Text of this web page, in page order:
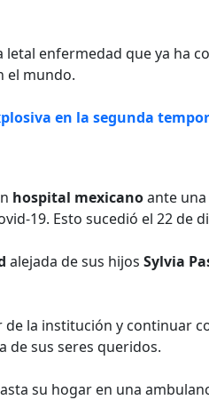
letal enfermedad que ya ha
el mundo.
en la segunda
hospital mexicanoante
19. Esto sucedió el 22 de
alejada de sus hijos Sylvia
de la institución y continuar
de sus seres queridos.
su hogar en una